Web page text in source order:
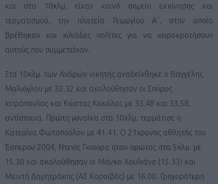
και στα 10χλμ, είχαν κοινό σημείο εκκίνησης και
τερματισμού, την πλατεία Γεωργίου Α΄, στην οποία
βρέθηκαν και χιλιάδες πολίτες για να χειροκροτήσουν
αυτούς που συμμετείχαν.
Στα 10χλμ. των Ανδρών νικητής αναδείχθηκε ο Βαγγέλης
Μαλιόγλου με 32.32 και ακολούθησαν οι Σπύρος
Ιατρόπουλος και Κώστας Κοκόλας με 33.48 και 33.58,
αντίστοιχα. Πρώτη γυναίκα στα 10χλμ. τερμάτισε η
Κατερίνα Φωτοπούλου με 41.41. Ο 21χρονος αθλητής του
Έσπερου 2004, Ντενίς Γκιούρα ήταν πρώτος στα 5χλμ. με
15.30 και ακολούθησαν οι Μάνκο Χουλιάνο (15.33) και
Μειντή Δημητράκης (ΑΣ Κοροιβός) με 16.00. Γρηγορότερη